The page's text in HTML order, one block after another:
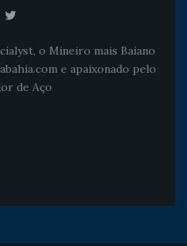
o Mineiro mais Baiano
e apaixonado pelo
de Aço